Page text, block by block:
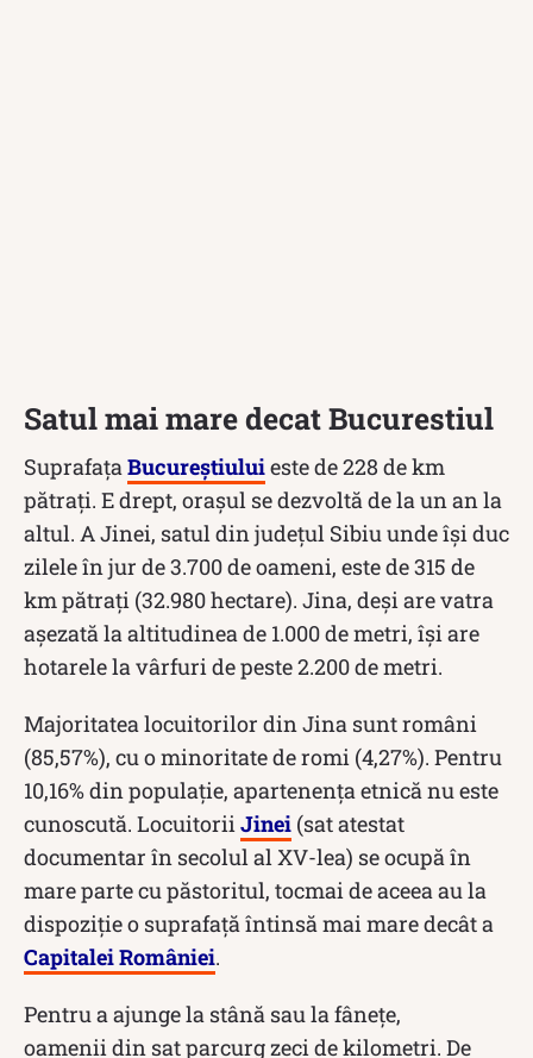
Satul mai mare decat Bucurestiul
Suprafața Bucureștiuluieste de 228 de km
pătrați. E drept, orașul se dezvoltă de la un an la
altul. A Jinei, satul din județul Sibiu unde își duc
zilele în jur de 3.700 de oameni, este de 315 de
km pătrați (32.980 hectare). Jina, deși are vatra
așezată la altitudinea de 1.000 de metri, își are
hotarele la vârfuri de peste 2.200 de metri.
Majoritatea locuitorilor din Jina sunt români
(85,57%), cu o minoritate de romi (4,27%). Pentru
10,16% din populație, apartenența etnică nu este
cunoscută. Locuitorii Jinei (sat atestat
documentar în secolul al XV-lea) se ocupă în
mare parte cu păstoritul, tocmai de aceea au la
dispoziție o suprafață întinsă mai mare decât a
Capitalei României.
Pentru a ajunge la stână sau la fâneţe,
oamenii din sat parcurg zeci de kilometri. De